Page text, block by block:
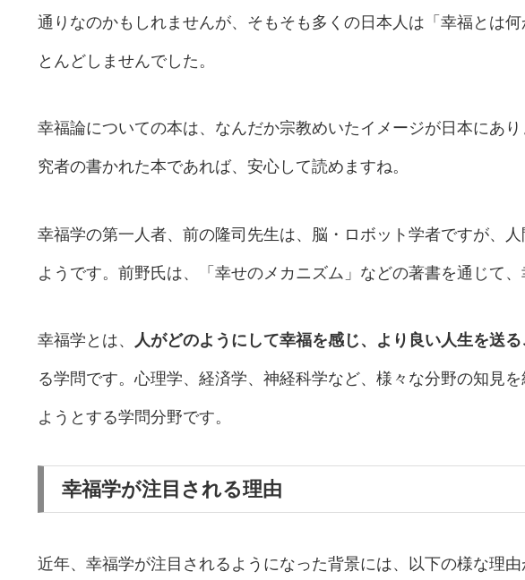
通りなのかもしれませんが、そもそも多くの日本人は「幸福とは
とんどしませんでした。
幸福論についての本は、なんだか宗教めいたイメージが日本にあ
究者の書かれた本であれば、安心して読めますね。
幸福学の第一人者、前の隆司先生は、脳・ロボット学者ですが、
ようです。前野氏は、「幸せのメカニズム」などの著書を通じて、
幸福学とは、 人がどのようにして幸福を感じ、より良い人生を送
る学問です。心理学、経済学、神経科学など、様々な分野の知見
ようとする学問分野です。
幸福学が注目される理由
近年、幸福学が注目されるようになった背景には、以下の様な理由